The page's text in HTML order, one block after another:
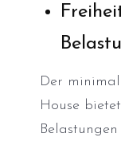
Der
House